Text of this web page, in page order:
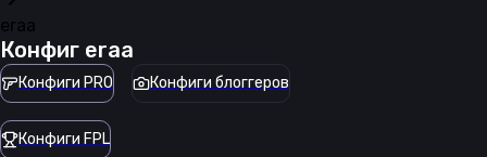
eraa
Конфиг eraa
Конфиги PRO Конфиги блоггеров
Конфиги FPL